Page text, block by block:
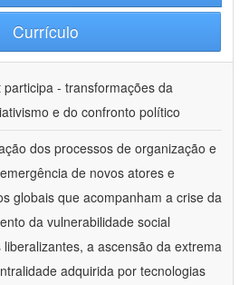
Currículo
participa - transformações da
e do confronto político
dos processos de organização e
de novos atores e
globais que acompanham a crise da
da vulnerabilidade social
a ascensão da extrema
adquirida por tecnologias